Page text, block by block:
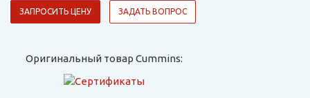
ЗАПРОСИТЬ ЦЕНУ ЗАДАТЬ ВОПРОС
Оригинальный товар Cummins: